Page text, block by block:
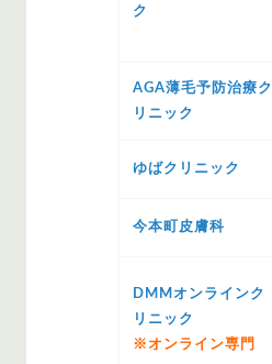
ク
AGA薄毛予防治療ク
リニック
ゆばクリニック
今本町皮膚科
DMMオンラインク
リニック
※オンライン専門